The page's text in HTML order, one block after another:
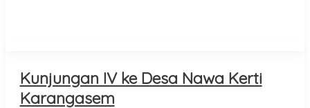
Kunjungan IV ke Desa Nawa Kerti
Karangasem